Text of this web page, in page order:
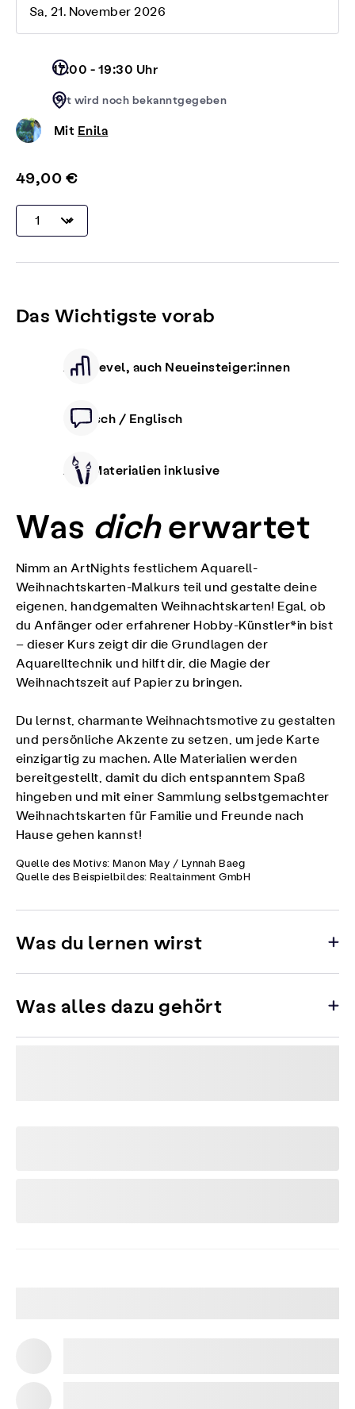
Sa, 21. November 2026
17:00 - 19:30 Uhr
Ort wird noch bekanntgegeben
Mit Enila
49,00 €
Das Wichtigste vorab
Alle Level, auch Neueinsteiger:innen
Deutsch / Englisch
Alle Materialien inklusive
Was dicherwartet
Nimm an ArtNights festlichem Aquarell-
Weihnachtskarten-Malkurs teil und gestalte deine
eigenen, handgemalten Weihnachtskarten! Egal, ob
du Anfänger oder erfahrener Hobby-Künstler*in bist
– dieser Kurs zeigt dir die Grundlagen der
Aquarelltechnik und hilft dir, die Magie der
Weihnachtszeit auf Papier zu bringen.
Du lernst, charmante Weihnachtsmotive zu gestalten
und persönliche Akzente zu setzen, um jede Karte
einzigartig zu machen. Alle Materialien werden
bereitgestellt, damit du dich entspanntem Spaß
hingeben und mit einer Sammlung selbstgemachter
Weihnachtskarten für Familie und Freunde nach
Hause gehen kannst!
Quelle des Motivs: Manon May / Lynnah Baeg
Quelle des Beispielbildes: Realtainment GmbH
Was du lernen wirst
Was alles dazu gehört